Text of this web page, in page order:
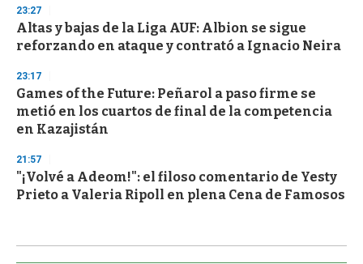
23:27
Altas y bajas de la Liga AUF: Albion se sigue
reforzando en ataque y contrató a Ignacio Neira
23:17
Games of the Future: Peñarol a paso firme se
metió en los cuartos de final de la competencia
en Kazajistán
21:57
"¡Volvé a Adeom!": el filoso comentario de Yesty
Prieto a Valeria Ripoll en plena Cena de Famosos